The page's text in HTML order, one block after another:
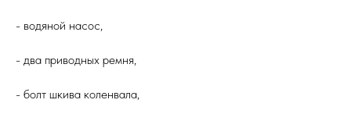
- водяной насос,
- два приводных ремня,
- болт шкива коленвала,